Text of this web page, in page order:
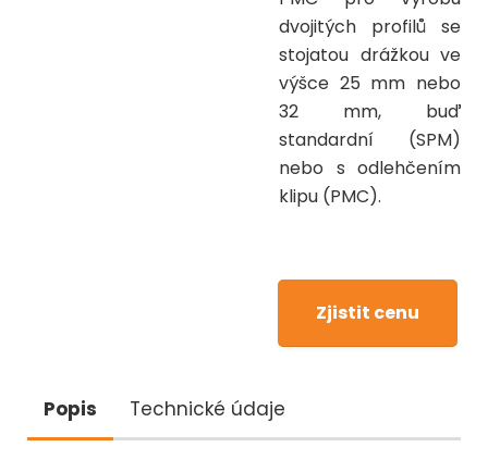
dvojitých profilů se
stojatou drážkou ve
výšce 25 mm nebo
32 mm, buď
standardní (SPM)
nebo s odlehčením
klipu (PMC).
Zjistit cenu
Popis Technické údaje